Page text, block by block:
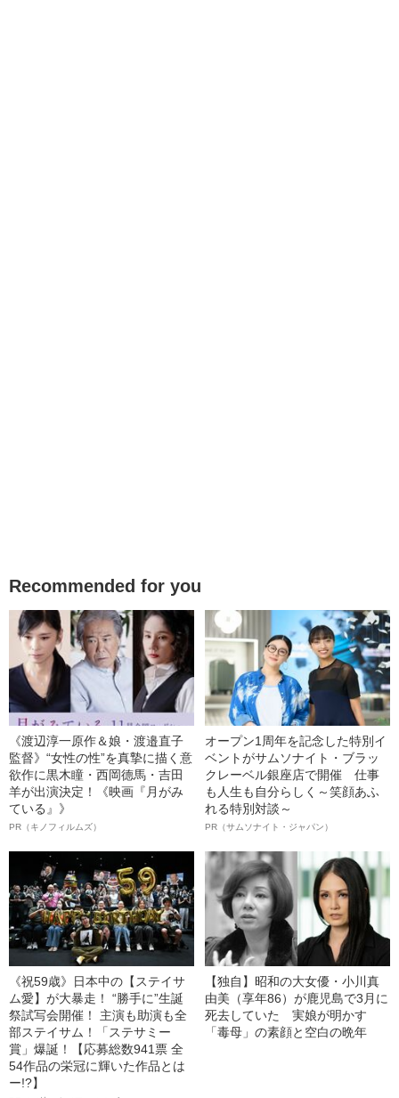
Recommended for you
《渡辺淳一原作＆娘・渡邉直子
監督》“女性の性”を真摯に描く意
欲作に黒木瞳・西岡德馬・吉田
羊が出演決定！《映画『月がみ
ている』》
PR（キノフィルムズ）
オープン1周年を記念した特別イ
ベントがサムソナイト・ブラッ
クレーベル銀座店で開催 仕事
も人生も自分らしく～笑顔あふ
れる特別対談～
PR（サムソナイト・ジャパン）
《祝59歳》日本中の【ステイサ
ム愛】が大暴走！ “勝手に”生誕
祭試写会開催！ 主演も助演も全
部ステイサム！「ステサミー
賞」爆誕！【応募総数941票 全
54作品の栄冠に輝いた作品とは
ー!?】
【独自】昭和の大女優・小川真
由美（享年86）が鹿児島で3月に
死去していた 実娘が明かす
「毒母」の素顔と空白の晩年